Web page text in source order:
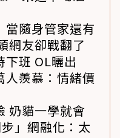
當隨身管家還有
網友卻戰翻了
班 OL曬出
人羨慕：情緒價
奶貓一學就會
」網融化：太